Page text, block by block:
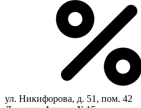
ул. Никифорова, д. 51, пом. 42